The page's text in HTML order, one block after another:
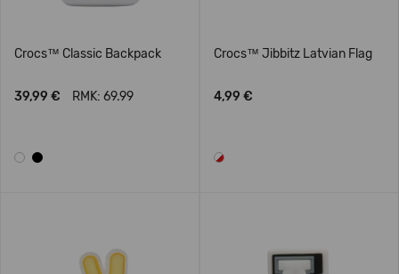
Crocs™ Classic Backpack
39,99 € RMK: 69.99
Crocs™ Jibbitz Latvian Flag
4,99 €